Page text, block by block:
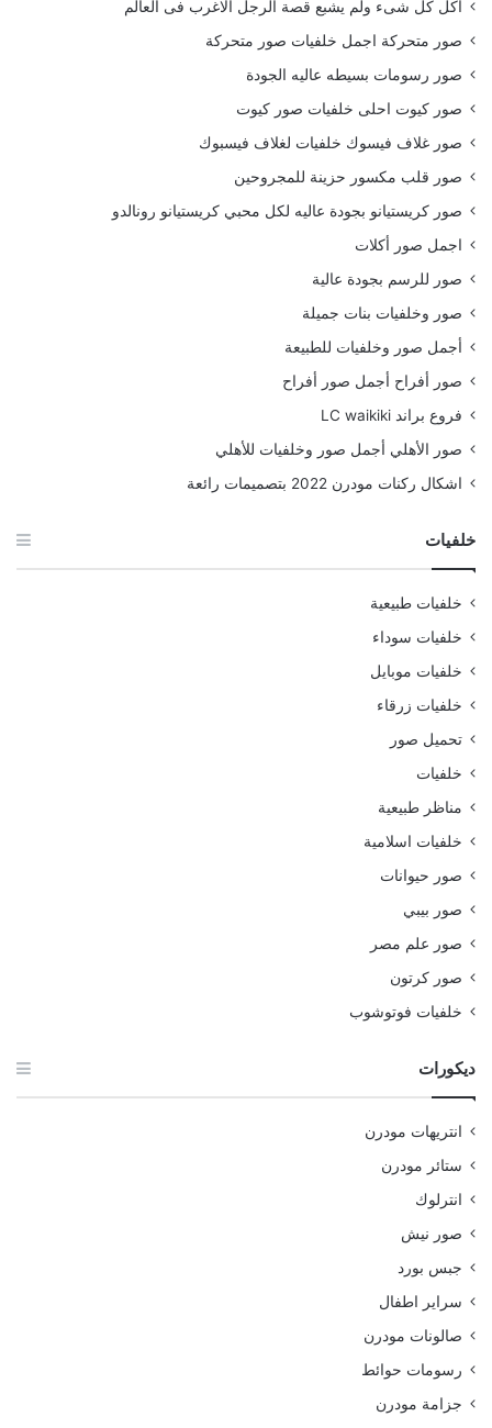
أكل كل شىء ولم يشبع قصة الرجل الاغرب فى العالم
صور متحركة اجمل خلفيات صور متحركة
صور رسومات بسيطه عاليه الجودة
صور كيوت احلى خلفيات صور كيوت
صور غلاف فيسوك خلفيات لغلاف فيسبوك
صور قلب مكسور حزينة للمجروحين
صور كريستيانو بجودة عاليه لكل محبي كريستيانو رونالدو
اجمل صور أكلات
صور للرسم بجودة عالية
صور وخلفيات بنات جميلة
أجمل صور وخلفيات للطبيعة
صور أفراح أجمل صور أفراح
فروع براند LC waikiki
صور الأهلي أجمل صور وخلفيات للأهلي
اشكال ركنات مودرن 2022 بتصميمات رائعة
خلفيات
خلفيات طبيعية
خلفيات سوداء
خلفيات موبايل
خلفيات زرقاء
تحميل صور
خلفيات
مناظر طبيعية
خلفيات اسلامية
صور حيوانات
صور بيبي
صور علم مصر
صور كرتون
خلفيات فوتوشوب
ديكورات
انتريهات مودرن
ستائر مودرن
انترلوك
صور نيش
جبس بورد
سراير اطفال
صالونات مودرن
رسومات حوائط
جزامة مودرن